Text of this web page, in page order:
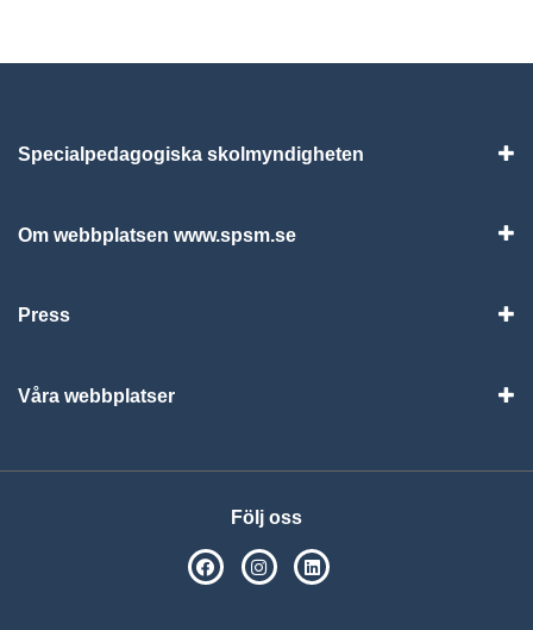
Specialpedagogiska skolmyndigheten
Om webbplatsen www.spsm.se
Press
Våra webbplatser
Följ oss
SPSM på Facebook
SPSM på Instagram